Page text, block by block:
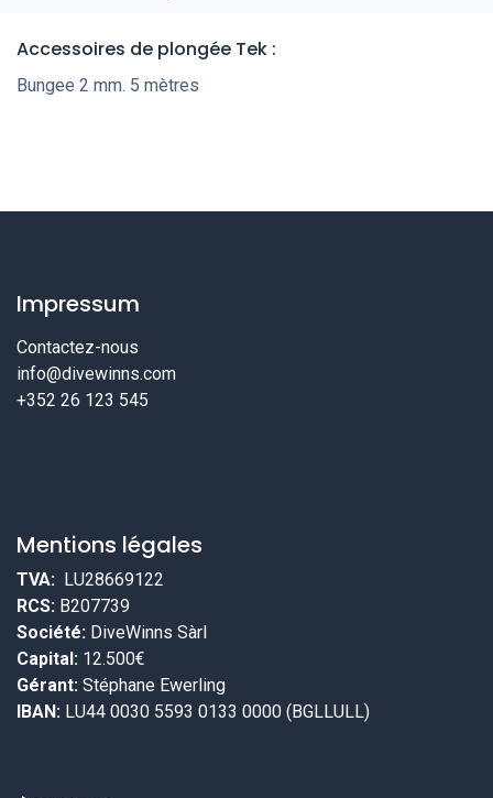
Accessoires de plongée Tek :
Bungee 2 mm. 5 mètres
Impressum
Contactez-nous
info@divewinns.com
+352 26 123 545
Mentions légales
TVA: LU28669122
RCS: B207739
Société: DiveWinns Sàrl
Capital: 12.500€
Gérant: Stéphane Ewerling
IBAN: LU44 0030 5593 0133 0000 (BGLLULL)